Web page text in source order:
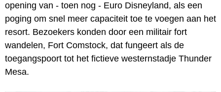
opening van - toen nog - Euro Disneyland, als een
poging om snel meer capaciteit toe te voegen aan het
resort. Bezoekers konden door een militair fort
wandelen, Fort Comstock, dat fungeert als de
toegangspoort tot het fictieve westernstadje Thunder
Mesa.